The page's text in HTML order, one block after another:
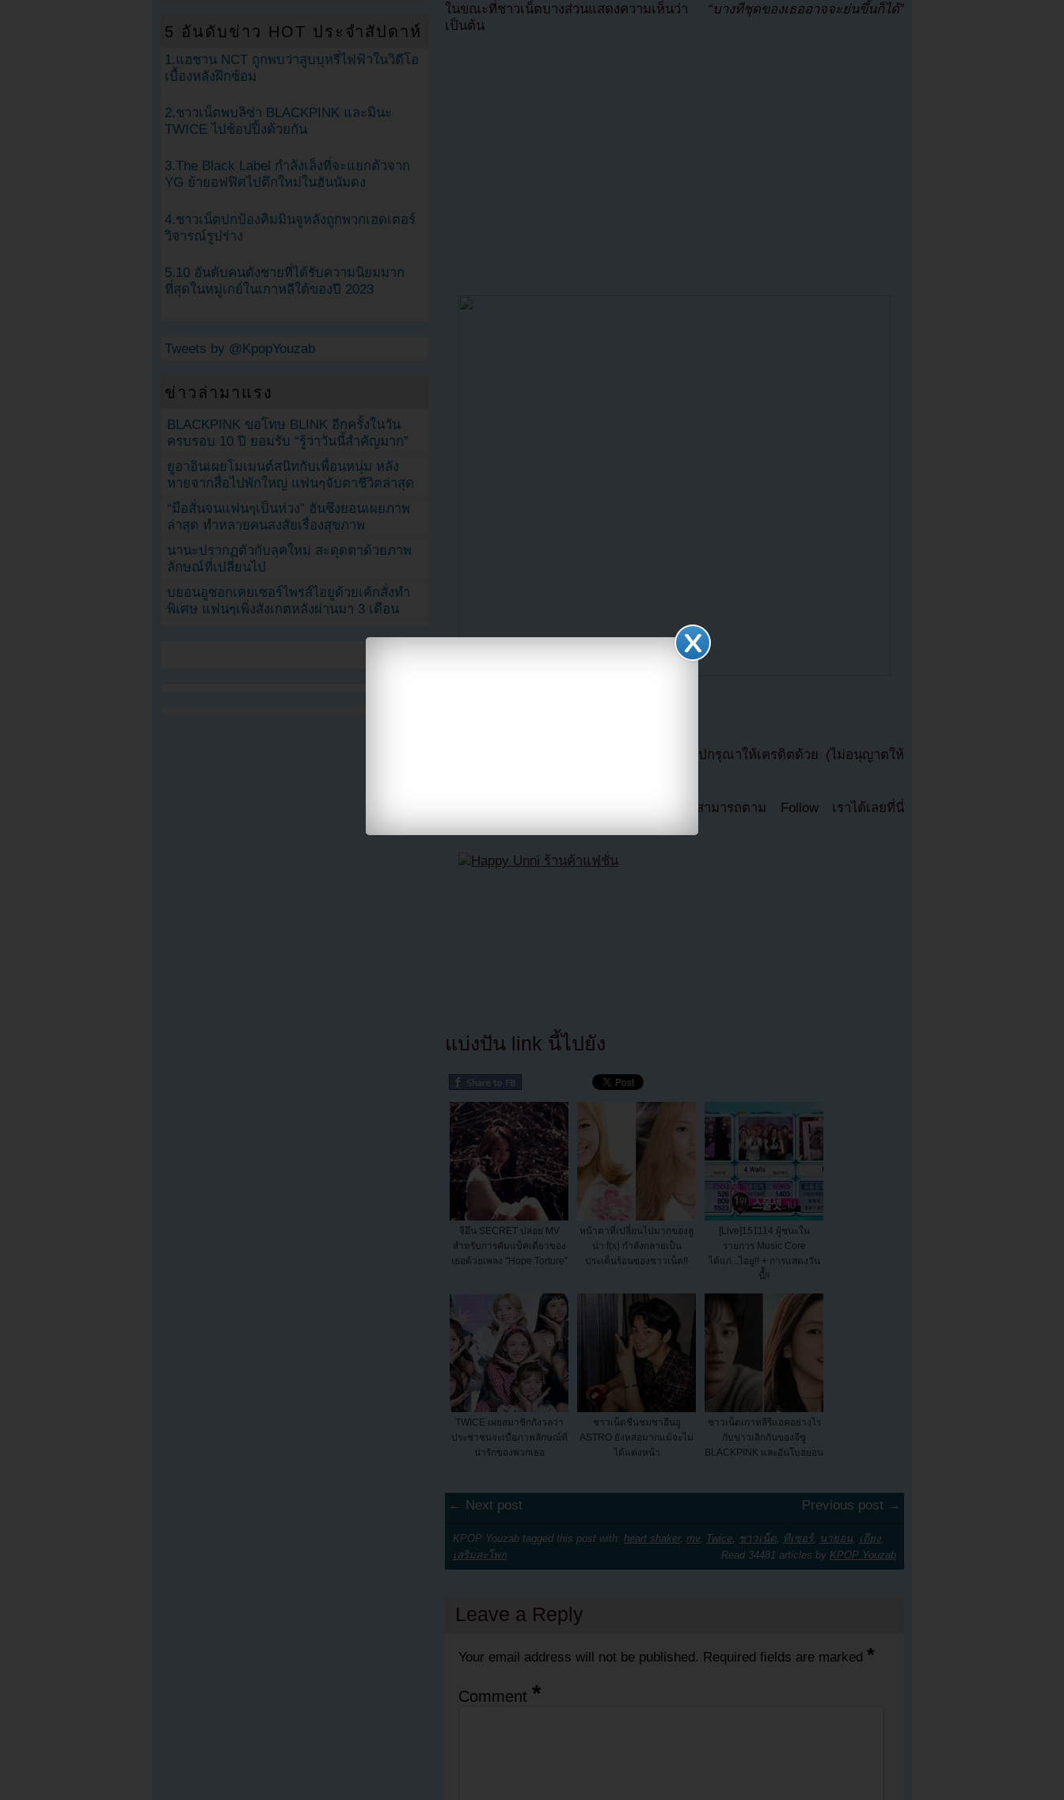
ในขณะที่ชาวเน็ตบางส่วนแสดงความเห็นว่า “บางทีชุดของเธออาจจะย่นขึ้นก็ได้”
เป็นต้น
หากนำออกไปกรุณาให้เครดิตด้วย (ไม่อนุญาตให้
ตอนนี้แฟนๆสามารถติดตามเราได้อีกช่องทางสามารถตาม Follow เราได้เลยที่นี่
แบ่งปัน link นี้ไปยัง
จีอึน SECRET ปล่อย MV
สำหรับการคัมแบ็คเดี่ยวของ
เธอด้วยเพลง "Hope Torture"
หน้าตาที่เปลี่ยนไปมากของลู
น่า f(x) กำลังกลายเป็น
ประเด็นร้อนของชาวเน็ต!!
[Live]151114 ผู้ชนะใน
รายการ Music Core
ได้แก่...ไอยู!! + การแสดงวัน
นี้้!!
TWICE เผยสมาชิกกังวลว่า
ประชาชนจะเบื่อภาพลักษณ์ที่
น่ารักของพวกเธอ
ชาวเน็ตชื่นชมชาอึนอู
ASTRO ยังหล่อมากแม้จะไม่
ได้แต่งหน้า
ชาวเน็ตเกาหลีรีแอคอย่างไร
กับข่าวเลิกกันของจีซู
BLACKPINK และอันโบฮยอน
← Next post Previous post →
KPOP Youzab tagged this post with: heart shaker, mv, Twice ชาวเน็ต ทีเซอร์, นายอน เถียง
เสริมสะโพก
Read 34481 articles by KPOP Youzab
Leave a Reply
Your email address will not be published. Required fields are marked *
Comment *
5 อันดับข่าว HOT ประจำสัปดาห์
1.แฮชาน NCT ถูกพบว่าสูบบุหรี่ไฟฟ้าในวิดีโอ
เบื้องหลังฝึกซ้อม
2.ชาวเน็ตพบลิซ่า BLACKPINK และมินะ
TWICE ไปช้อปปิ้งด้วยกัน
3.The Black Label กำลังเล็งที่จะแยกตัวจาก
YG ย้ายอฟฟิศไปตึกใหม่ในฮันนัมดง
4.ชาวเน็ตปกป้องคิมมินจูหลังถูกพวกเฮดเตอร์
วิจารณ์รูปร่าง
5.10 อันดับคนดังชายที่ได้รับความนิยมมาก
ที่สุดในหมู่เกย์ในเกาหลีใต้ของปี 2023
Tweets by @KpopYouzab
ข่าวล่ามาแรง
BLACKPINK ขอโทษ BLINK อีกครั้งในวัน
ครบรอบ 10 ปี ยอมรับ “รู้ว่าวันนี้สำคัญมาก”
ยูอาอินเผยโมเมนต์สนิทกับเพื่อนหนุ่ม หลัง
หายจากสื่อไปพักใหญ่ แฟนๆจับตาชีวิตล่าสุด
“มือสั่นจนแฟนๆเป็นห่วง” ฮันซึงยอนเผยภาพ
ล่าสุด ทำหลายคนสงสัยเรื่องสุขภาพ
นานะปรากฏตัวกับลุคใหม่ สะดุดตาด้วยภาพ
ลักษณ์ที่เปลี่ยนไป
บยอนอูซอกเคยเซอร์ไพรส์ไอยูด้วยเค้กสั่งทำ
พิเศษ แฟนๆเพิ่งสังเกตหลังผ่านมา 3 เดือน